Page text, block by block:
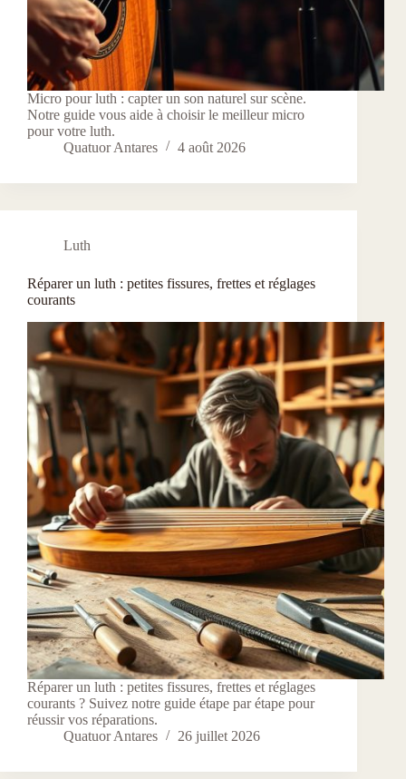
Micro pour luth : capter un son naturel sur scène.
Notre guide vous aide à choisir le meilleur micro
pour votre luth.
Quatuor Antares
4 août 2026
Luth
Réparer un luth : petites fissures, frettes et réglages
courants
Réparer un luth : petites fissures, frettes et réglages
courants ? Suivez notre guide étape par étape pour
réussir vos réparations.
Quatuor Antares
26 juillet 2026